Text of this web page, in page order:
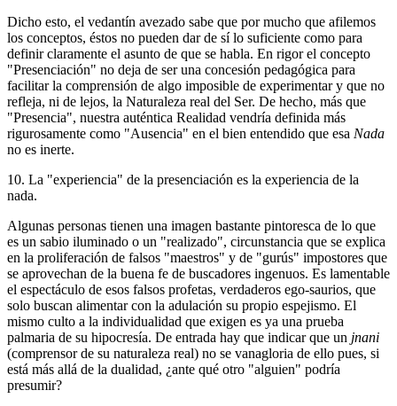
Dicho esto, el vedantín avezado sabe que por mucho que afilemos
los conceptos, éstos no pueden dar de sí lo suficiente como para
definir claramente el asunto de que se habla. En rigor el concepto
"Presenciación" no deja de ser una concesión pedagógica para
facilitar la comprensión de algo imposible de experimentar y que no
refleja, ni de lejos, la Naturaleza real del Ser. De hecho, más que
"Presencia", nuestra auténtica Realidad vendría definida más
rigurosamente como "Ausencia" en el bien entendido que esa Nada
no es inerte.
10. La "experiencia" de la presenciación es la experiencia de la
nada.
Algunas personas tienen una imagen bastante pintoresca de lo que
es un sabio iluminado o un "realizado", circunstancia que se explica
en la proliferación de falsos "maestros" y de "gurús" impostores que
se aprovechan de la buena fe de buscadores ingenuos. Es lamentable
el espectáculo de esos falsos profetas, verdaderos ego-saurios, que
solo buscan alimentar con la adulación su propio espejismo. El
mismo culto a la individualidad que exigen es ya una prueba
palmaria de su hipocresía. De entrada hay que indicar que un jnani
(comprensor de su naturaleza real) no se vanagloria de ello pues, si
está más allá de la dualidad, ¿ante qué otro "alguien" podría
presumir?